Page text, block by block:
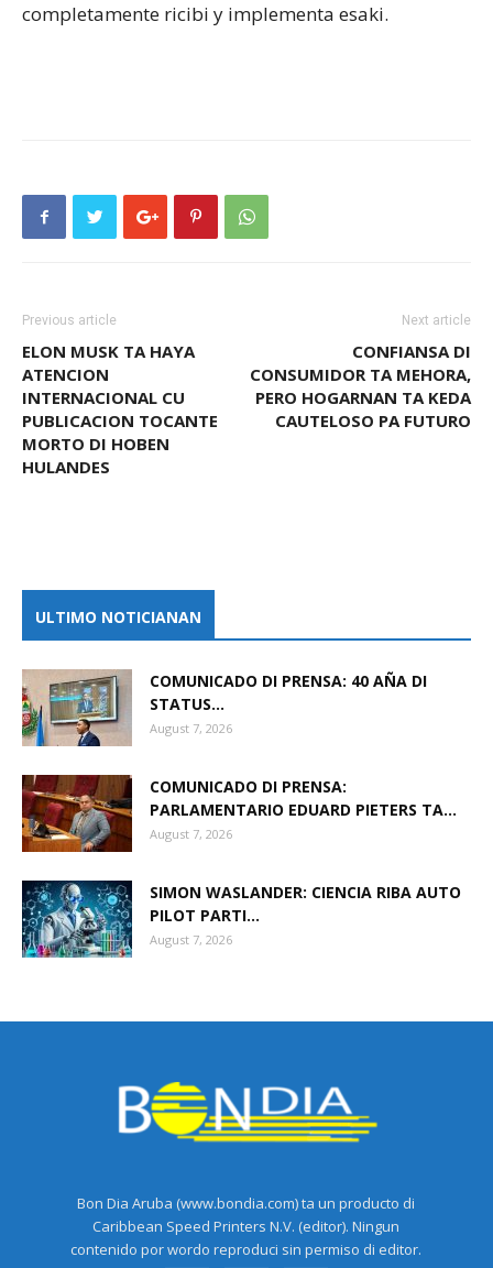
completamente ricibi y implementa esaki.
Previous article
ELON MUSK TA HAYA
ATENCION
INTERNACIONAL CU
PUBLICACION TOCANTE
MORTO DI HOBEN
HULANDES
Next article
CONFIANSA DI
CONSUMIDOR TA MEHORA,
PERO HOGARNAN TA KEDA
CAUTELOSO PA FUTURO
ULTIMO NOTICIANAN
COMUNICADO DI PRENSA: 40 AÑA DI
STATUS...
August 7, 2026
COMUNICADO DI PRENSA:
PARLAMENTARIO EDUARD PIETERS TA...
August 7, 2026
SIMON WASLANDER: CIENCIA RIBA AUTO
PILOT PARTI...
August 7, 2026
Bon Dia Aruba (www.bondia.com) ta un producto di
Caribbean Speed Printers N.V. (editor). Ningun
contenido por wordo reproduci sin permiso di editor.